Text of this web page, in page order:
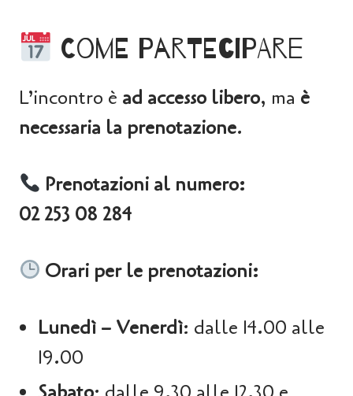
Come partecipare
L’incontro è ad accesso libero, ma è
necessaria la prenotazione.
Prenotazioni al numero:
02 253 08 284
Orari per le prenotazioni:
Lunedì – Venerdì: dalle 14.00 alle
19.00